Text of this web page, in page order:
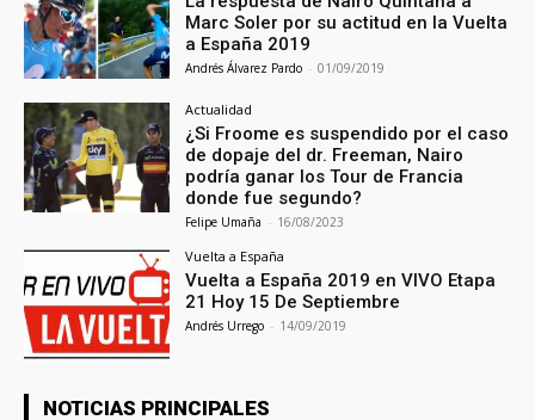
Marc Soler por su actitud en la Vuelta
a España 2019
Andrés Álvarez Pardo - 01/09/2019
Actualidad
¿Si Froome es suspendido por el caso
de dopaje del dr. Freeman, Nairo
podría ganar los Tour de Francia
donde fue segundo?
Felipe Umaña - 16/08/2023
Vuelta a España
Vuelta a España 2019 en VIVO Etapa
21 Hoy 15 De Septiembre
Andrés Urrego - 14/09/2019
NOTICIAS PRINCIPALES